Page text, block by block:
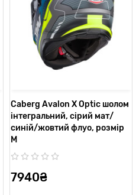
Caberg Avalon X Optic шолом
інтегральний, сірий мат/
синій/жовтий флуо, розмір
M
7940₴